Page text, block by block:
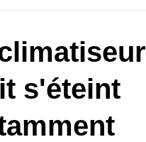
s'éteint